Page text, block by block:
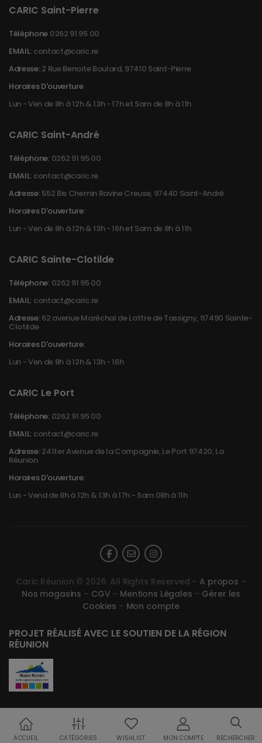
CARIC Saint-Pierre
Téléphone 0262 91 95 00
EMAIL: contact@caric.re
Adresse:2 Rue Benoite Boulard, 97410 Saint-Pierre
Horaires D'ouverture
Lun - Ven de 8h à 12h & 13h - 17h et Sam de 8h à 11h
CARIC Saint-André
Téléphone: 0262 91 95 00
EMAIL: contact@caric.re
Adresse:552 Bis Chemin Ravine Creuse, 97440 Saint-André
Horaires D'ouverture:
Lun - Ven de 8h à 12h & 13h - 16h et Sam de 8h à 11h
CARIC Sainte-Clotilde
Téléphone: 0262 91 95 00
EMAIL: contact@caric.re
Adresse:62 avenue Maréchal de Lattre de Tassigny, 97490 Sainte-
Clotilde
Horaires D'ouverture:
Lun - Ven de 8h à 12h & 13h - 16h
CARIC Le Port
Téléphone: 0262 91 95 00
EMAIL: contact@caric.re
Adresse:241ter Avenue de la Compagnie, Le Port 97420, La
Réunion
Horaires D'ouverture:
Lun - Vend de 8h à 12h & 13h à 17h - Sam 08h à 11h
Caric Réunion © 2026. All Rights Reserved – A propos –
Nos magasins – CGV – Mentions Légales – Gérer les
Cookies – Mon compte
PROJET RÉALISÉ AVEC LE SOUTIEN DE LA RÉGION
RÉUNION
ACCUEIL CATÉGORIES WISHLIST MON COMPTE RECHERCHER